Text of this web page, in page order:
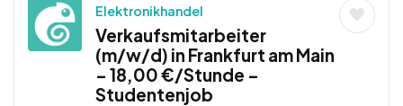
Elektronikhandel
Verkaufsmitarbeiter
(m/w/d) in Frankfurt am Main
– 18,00 €/Stunde –
Studentenjob